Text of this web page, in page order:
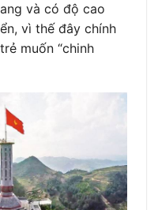
và có độ cao
vì thế đây chính
muốn “chinh